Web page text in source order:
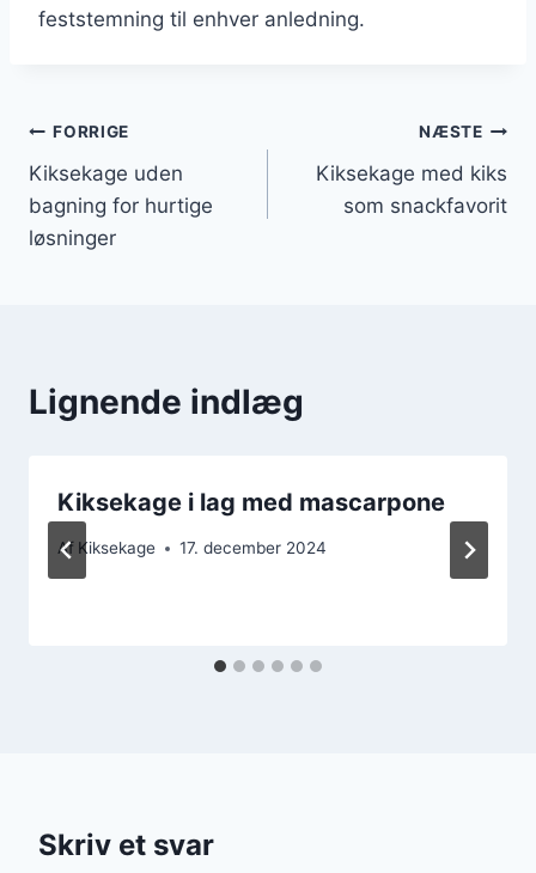
feststemning til enhver anledning.
Indlægsnavigation
FORRIGE
Kiksekage uden
bagning for hurtige
løsninger
NÆSTE
Kiksekage med kiks
som snackfavorit
Lignende indlæg
Kiksekage i lag med mascarpone
Af Kiksekage 17. december 2024
Skriv et svar